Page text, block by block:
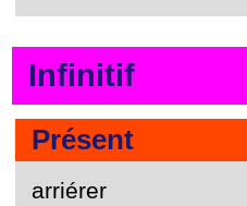
Infinitif
Présent
arriérer